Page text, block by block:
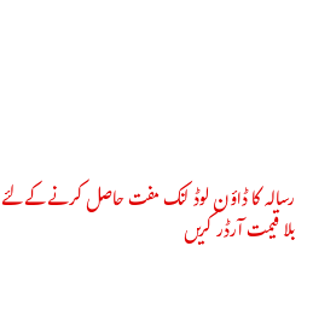
رسالہ کا ڈاؤن لوڈ لنک مفت حاصل کرنے کے لئے
بلا قیمت آرڈر کریں